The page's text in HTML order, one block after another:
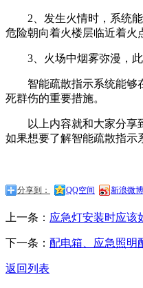
2、发生火情时，系统能
危险朝向着火楼层临近着火
3、火场中烟雾弥漫，此
智能疏散指示系统能够在
死群伤的重要措施。
以上内容就和大家分享
如果想要了解智能疏散指示
分享到： QQ空间 新浪微博
上一条： 应急灯安装时应该
下一条： 配电箱、应急照明
返回列表